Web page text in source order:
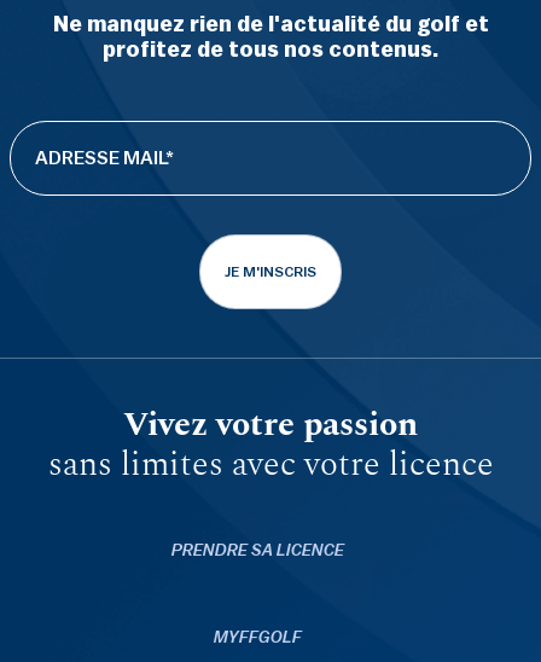
Ne manquez rien de l'actualité du golf et
profitez de tous nos contenus.
JE M'INSCRIS
Vivez votre passion
sans limites avec votre licence
PRENDRE SA LICENCE
MYFFGOLF